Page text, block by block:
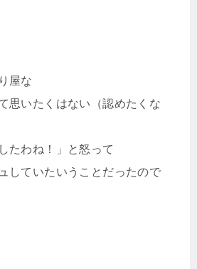
屋な
思いたくはない（認めたくな
たわね！」と怒って
していたいうことだったので